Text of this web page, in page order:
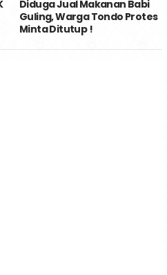
Diduga Jual Makanan Babi
Guling, Warga Tondo Protes
Minta Ditutup !